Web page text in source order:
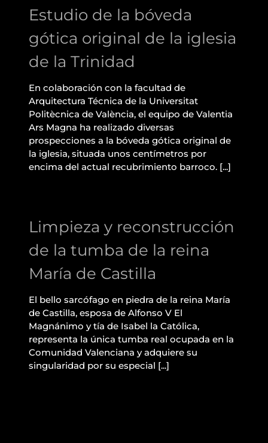
iglesia de la Trinidad
Estudio de la bóveda
gótica original de la iglesia
de la Trinidad
En colaboración con la facultad de
Arquitectura Técnica de la Universitat
Politècnica de València, el equipo de Valentia
Ars Magna ha realizado diversas
prospecciones a la bóveda gótica original de
la iglesia, situada unos centímetros por
encima del actual recubrimiento barroco. [...]
Limpieza y
de Castilla
Limpieza y reconstrucción
de la tumba de la reina
María de Castilla
El bello sarcófago en piedra de la reina María
de Castilla, esposa de Alfonso V El
Magnánimo y tía de Isabel la Católica,
representa la única tumba real ocupada en la
Comunidad Valenciana y adquiere su
singularidad por su especial [...]